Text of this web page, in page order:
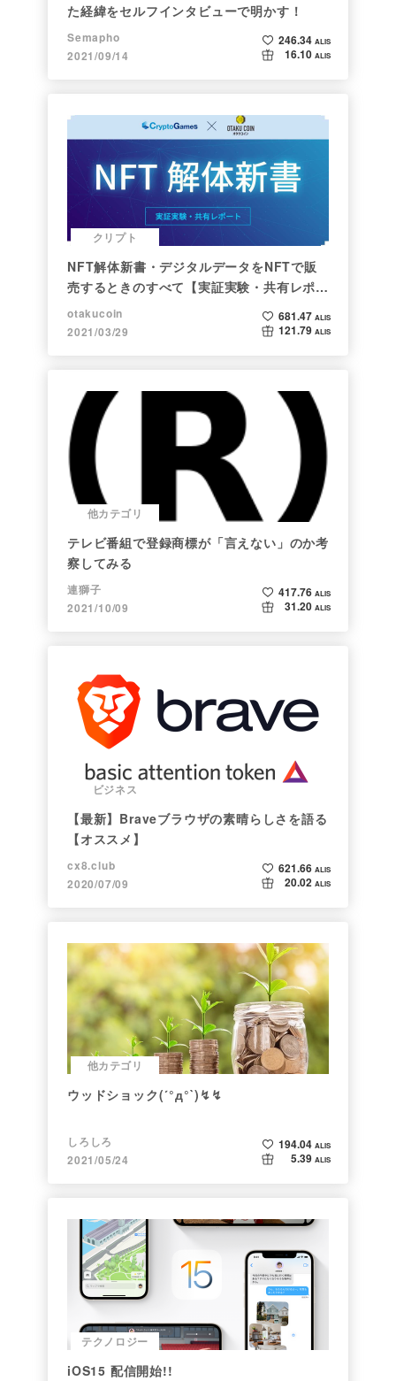
た経緯をセルフインタビューで明かす！
Semapho
2021/09/14
246.34 ALIS
16.10 ALIS
クリプト
NFT解体新書・デジタルデータをNFTで販
売するときのすべて【実証実験・共有レポー
ト】
otakucoin
2021/03/29
681.47 ALIS
121.79 ALIS
他カテゴリ
テレビ番組で登録商標が「言えない」のか考
察してみる
連獅子
2021/10/09
417.76 ALIS
31.20 ALIS
ビジネス
【最新】Braveブラウザの素晴らしさを語る
【オススメ】
cx8.club
2020/07/09
621.66 ALIS
20.02 ALIS
他カテゴリ
ウッドショック(´°д°`)↯↯
しろしろ
2021/05/24
194.04 ALIS
5.39 ALIS
テクノロジー
iOS15 配信開始!!